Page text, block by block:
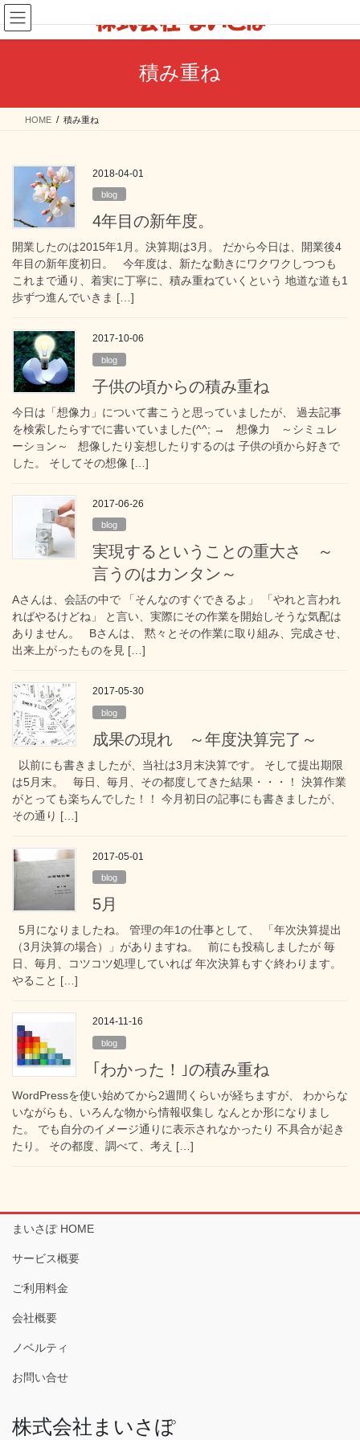
コ
ン
テ
ス
ナ
ビ
ゲ
ン
積み重ね
HOME 積み重ね
2018-04-01
blog
4年目の新年度。
開業したのは2015年1月。決算期は3月。 だから今日は、開業後4
年目の新年度初日。 今年度は、新たな動きにワクワクしつつも
これまで通り、着実に丁寧に、積み重ねていくという 地道な道も1
歩ずつ進んでいきま […]
2017-10-06
blog
子供の頃からの積み重ね
今日は「想像力」について書こうと思っていましたが、 過去記事
を検索したらすでに書いていました(^^; → 想像力 ～シミュレ
ーション～ 想像したり妄想したりするのは 子供の頃から好きで
した。 そしてその想像 […]
2017-06-26
blog
実現するということの重大さ ～
言うのはカンタン～
Aさんは、会話の中で 「そんなのすぐできるよ」 「やれと言われ
ればやるけどね」 と言い、実際にその作業を開始しそうな気配は
ありません。 Bさんは、 黙々とその作業に取り組み、完成させ、
出来上がったものを見 […]
2017-05-30
blog
成果の現れ ～年度決算完了～
以前にも書きましたが、当社は3月末決算です。 そして提出期限
は5月末。 毎日、毎月、その都度してきた結果・・・！ 決算作業
がとっても楽ちんでした！！ 今月初日の記事にも書きましたが、
その通り […]
2017-05-01
blog
5月
5月になりましたね。 管理の年1の仕事として、 「年次決算提出
（3月決算の場合）」がありますね。 前にも投稿しましたが 毎
日、毎月、コツコツ処理していれば 年次決算もすぐ終わります。
やること […]
2014-11-16
blog
｢わかった！｣の積み重ね
WordPressを使い始めてから2週間くらいが経ちますが、 わからな
いながらも、いろんな物から情報収集し なんとか形になりまし
た。 でも自分のイメージ通りに表示されなかったり 不具合が起き
たり。 その都度、調べて、考え […]
まいさぽ HOME
サービス概要
ご利用料金
会社概要
ノベルティ
お問い合せ
株式会社まいさぽ